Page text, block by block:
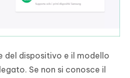
del dispositivo e il modello
Se non si conosce il